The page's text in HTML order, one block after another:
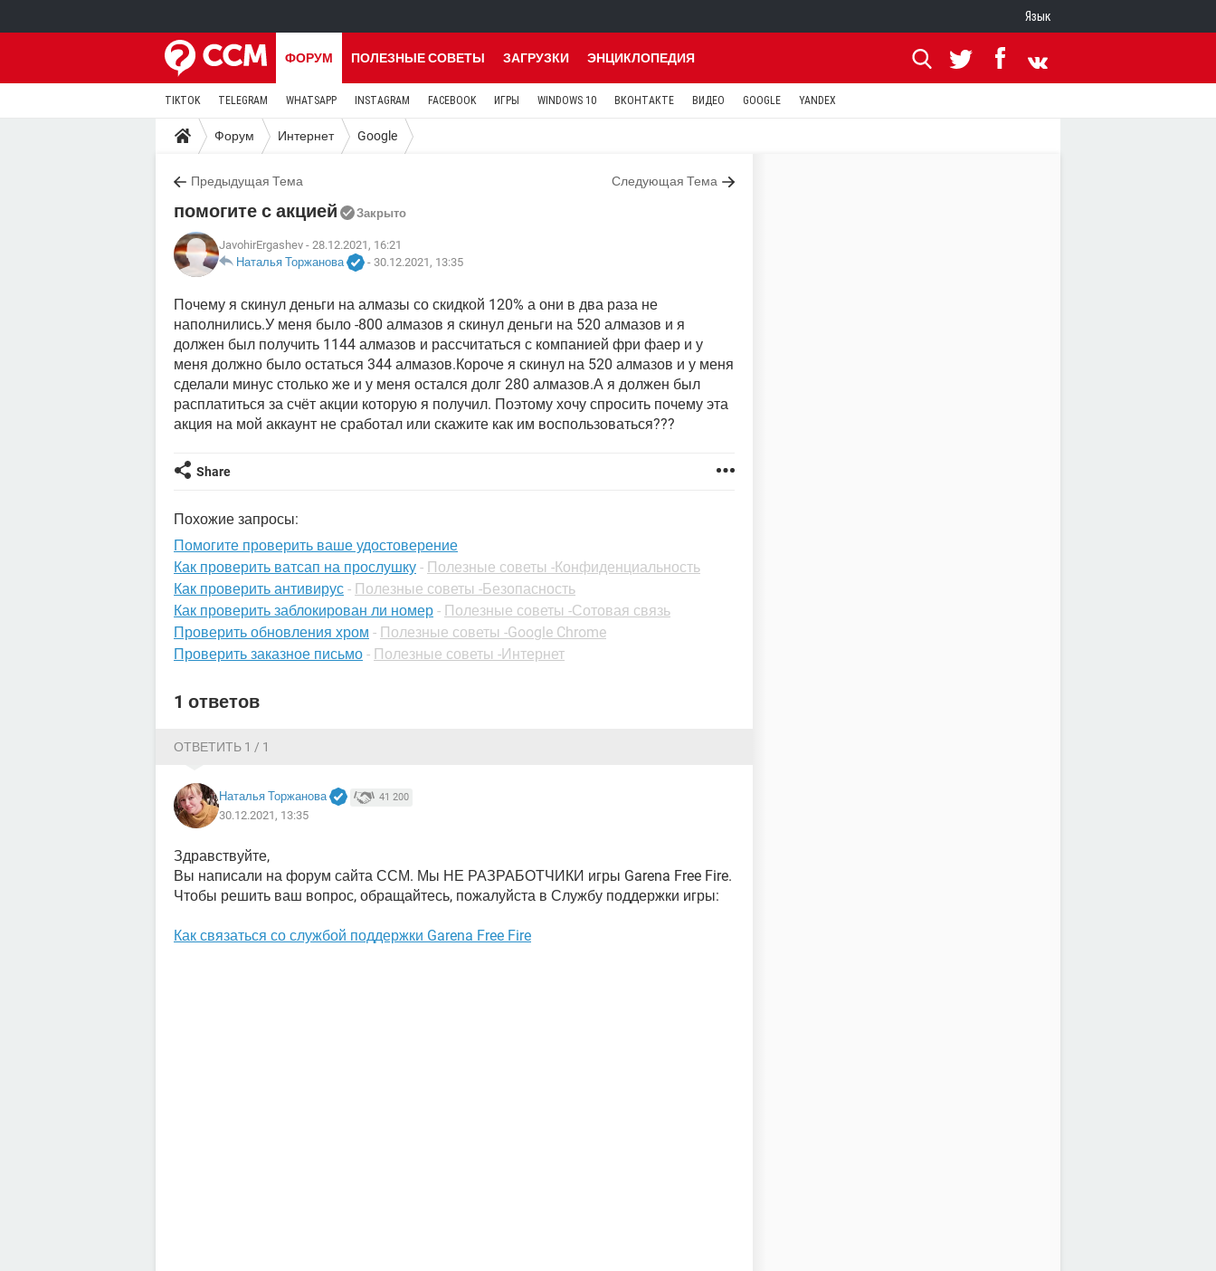
Язык
ФОРУМ ПОЛЕЗНЫЕ СОВЕТЫ ЗАГРУЗКИ ЭНЦИКЛОПЕДИЯ
TIKTOK TELEGRAM WHATSAPP INSTAGRAM FACEBOOK ИГРЫ WINDOWS 10 ВКОНТАКТЕ ВИДЕО GOOGLE YANDEX
Форум Интернет Google
Предыдущая Тема Следующая Тема
помогите с акцией Закрыто
JavohirErgashev - 28.12.2021, 16:21
Наталья Торжанова
- 30.12.2021, 13:35
Почему я скинул деньги на алмазы со скидкой 120% а они в два раза не
наполнились.У меня было -800 алмазов я скинул деньги на 520 алмазов и я
должен был получить 1144 алмазов и рассчитаться с компанией фри фаер и у
меня должно было остаться 344 алмазов.Короче я скинул на 520 алмазов и у меня
сделали минус столько же и у меня остался долг 280 алмазов.А я должен был
расплатиться за счёт акции которую я получил. Поэтому хочу спросить почему эта
акция на мой аккаунт не сработал или скажите как им воспользоваться???
Share
Похожие запросы:
Помогите проверить ваше удостоверение
Как проверить ватсап на прослушку - Полезные советы -Конфиденциальность
Как проверить антивирус - Полезные советы -Безопасность
Как проверить заблокирован ли номер - Полезные советы -Сотовая связь
Проверить обновления хром - Полезные советы -Google Chrome
Проверить заказное письмо - Полезные советы -Интернет
1 ответов
ОТВЕТИТЬ 1 / 1
Наталья Торжанова 41 200
30.12.2021, 13:35
Здравствуйте,
Вы написали на форум сайта ССМ. Мы НЕ РАЗРАБОТЧИКИ игры Garena Free Fire.
Чтобы решить ваш вопрос, обращайтесь, пожалуйста в Службу поддержки игры:
Как связаться со службой поддержки Garena Free Fire